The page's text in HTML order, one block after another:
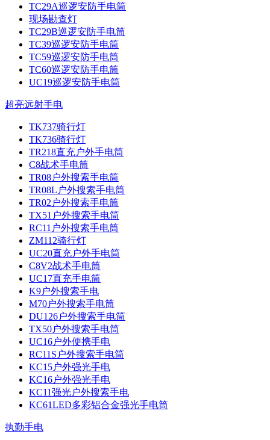
TC29A巡逻安防手电筒
现场勘查灯
TC29B巡逻安防手电筒
TC39巡逻安防手电筒
TC59巡逻安防手电筒
TC60巡逻安防手电筒
UC19巡逻安防手电筒
超亮远射手电
TK737骑行灯
TK736骑行灯
TR218直充户外手电筒
C8战术手电筒
TR08户外搜索手电筒
TR08L户外搜索手电筒
TR02户外搜索手电筒
TX51户外搜索手电筒
RC11户外搜索手电筒
ZM112骑行灯
UC20直充户外手电筒
C8V2战术手电筒
UC17直充手电筒
K9户外搜索手电
M70户外搜索手电筒
DU126户外搜索手电筒
TX50户外搜索手电筒
UC16户外便携手电
RC11S户外搜索手电筒
KC15户外强光手电
KC16户外强光手电
KC11强光户外搜索手电
KC61LED多彩铝合金强光手电筒
执勤手电